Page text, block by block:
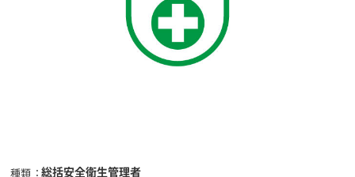
種類 総括安全衛生管理者